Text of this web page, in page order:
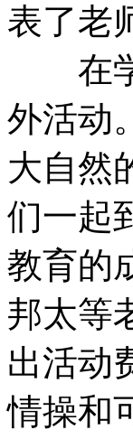
表了老
在学
外活动
大自然
们一起
教育的
邦太等
出活动
情操和